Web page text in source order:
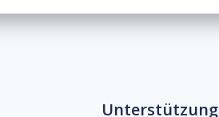
Unterstützung